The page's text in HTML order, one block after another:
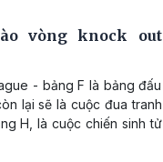
vòng knock out
- bảng F là bảng đấu
lại sẽ là cuộc đua tranh
H, là cuộc chiến sinh tử